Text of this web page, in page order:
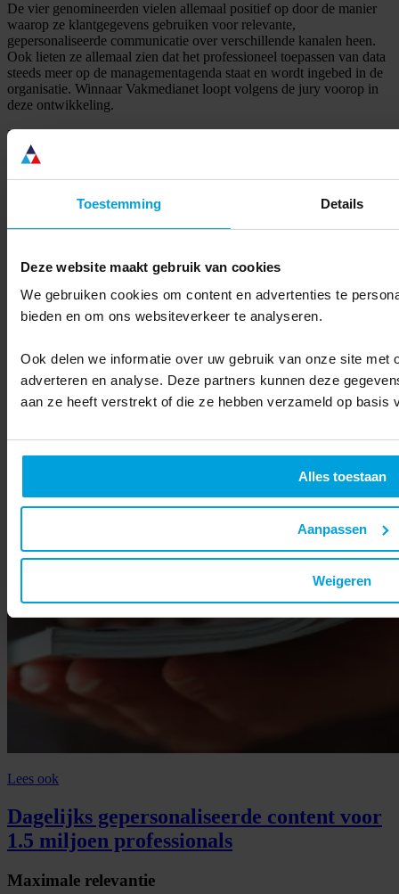
Toestemming Details
Deze website maakt gebruik van cookies
We gebruiken cookies om content en advertenties te
bieden en om ons websiteverkeer te analyseren.
Ook delen we informatie over uw gebruik van onze site met
adverteren en analyse. Deze partners kunnen deze
aan ze heeft verstrekt of die ze hebben verzameld op basis
Alles toestaan
Aanpassen
Weigeren
De vier genomineerden vielen allemaal positief op door de manier
waarop ze klantgegevens gebruiken voor relevante,
gepersonaliseerde communicatie over verschillende kanalen heen.
Ook lieten ze allemaal zien dat het professioneel toepassen van data
steeds meer op de managementagenda staat en wordt ingebed in de
organisatie. Winnaar Vakmedianet loopt volgens de jury voorop in
deze ontwikkeling.
Kees Groenewoud (Cmotions), juryvoorzitter van de Customer Data
Award: “
de klant als uitgangspunt neemt. Als gevolg van een
veranderingsproces dat in 2013 in gang is gezet, is er binnen de
uitgeverij een compleet nieuwe manier van werken ontstaan. De
traditionele broadcast strategie is verdwenen; nu staat het creëren
en distribueren van content op basis van klantkennis en
voorbeeld voor de hele sector en inspireert andere bedrijven om
data gericht in te zetten in de dialoog met klanten.
Lees ook
Dagelijks gepersonaliseerde content voor
1.5 miljoen professionals
Maximale relevantie